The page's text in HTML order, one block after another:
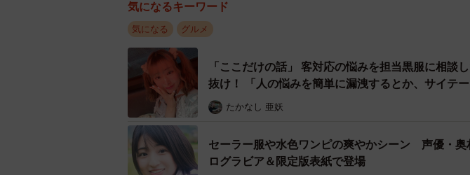
気になるキーワード
気になる グルメ
「ここだけの話」 客対応の悩みを担当黒服に相談
抜け！ 「人の悩みを簡単に漏洩するとか、サイテー」【現役キャストに取
材】
たかなし 亜妖
セーラー服や水色ワンピの爽やかシーン 声優・奥
ログラビア＆限定版表紙で登場